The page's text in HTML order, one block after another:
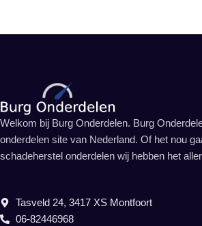
Welkom bij Burg Onderdelen. Burg
onderdelen site van Nederland. Of het nou
schadeherstel onderdelen wij hebben het
Tasveld 24, 3417 XS Montfoort
06-82446968